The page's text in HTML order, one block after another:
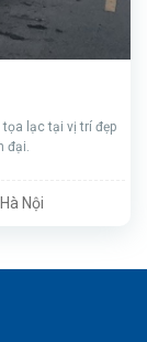
tọa lạc tại vị trí đẹp
đại.
Nội